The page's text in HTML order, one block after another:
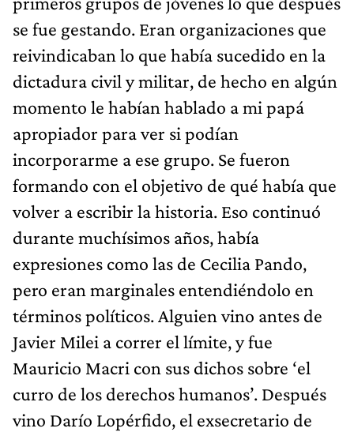
se fue gestando. Eran organizaciones que
reivindicaban lo que había sucedido en la
dictadura civil y militar, de hecho en algún
momento le habían hablado a mi papá
apropiador para ver si podían
incorporarme a ese grupo. Se fueron
formando con el objetivo de qué había que
volver a escribir la historia. Eso continuó
durante muchísimos años, había
expresiones como las de Cecilia Pando,
pero eran marginales entendiéndolo en
términos políticos. Alguien vino antes de
Javier Milei a correr el límite, y fue
Mauricio Macri con sus dichos sobre ‘el
curro de los derechos humanos’. Después
vino Darío Lopérfido, el exsecretario de